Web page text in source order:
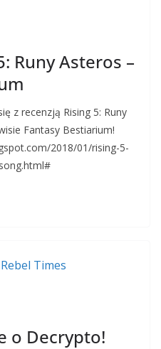
Runy Asteros –
z recenzją Rising 5: Runy
Fantasy Bestiarium!
2018/01/rising-5-
o Decrypto!